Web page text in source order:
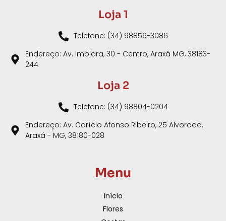
Loja 1
Telefone: (34) 98856-3086
Endereço: Av. Imbiara, 30 - Centro, Araxá MG, 38183-
244
Loja 2
Telefone: (34) 98804-0204
Endereço: Av. Carício Afonso Ribeiro, 25 Alvorada,
Araxá - MG, 38180-028
Menu
Início
Flores